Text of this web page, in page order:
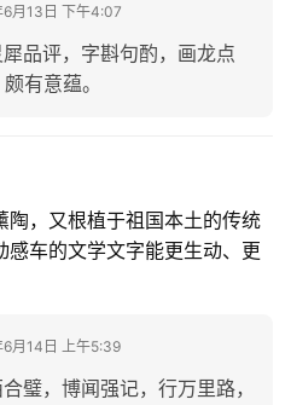
月13日 下午4:07
犀品评，字斟句酌，画龙点
有意蕴。
陶，又根植于祖国本土的传统
感车的文学文字能更生动、更
月14日 上午5:39
璧，博闻强记，行万里路，